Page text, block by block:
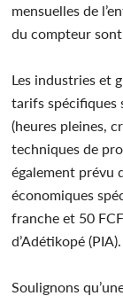
mensuelles de
du compteur sont
Les industries et
tarifs spécifiques
(heures pleines,
techniques de
également prévu
économiques
franche et 50
d’Adétikopé (PIA).
Soulignons